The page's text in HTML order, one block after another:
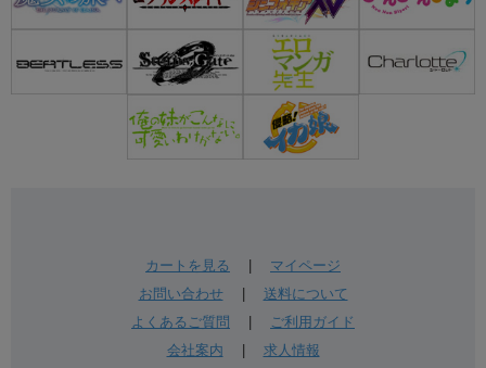
カートを見る
マイページ
お問い合わせ| 送料について
よくあるご質問
ご利用ガイド
会社案内
求人情報